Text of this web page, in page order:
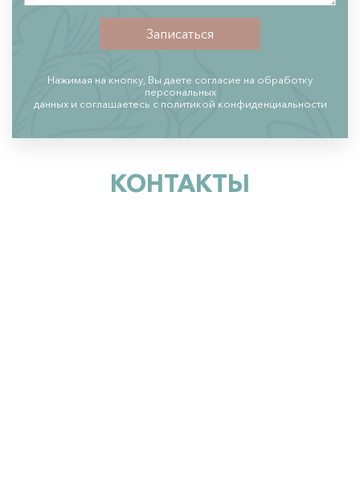
время
*
Сообщение
Записаться
Нажимая на кнопку, Вы даете согласие на обработку
персональных
данных и соглашаетесь c политикой конфиденциальности
КОНТАКТЫ